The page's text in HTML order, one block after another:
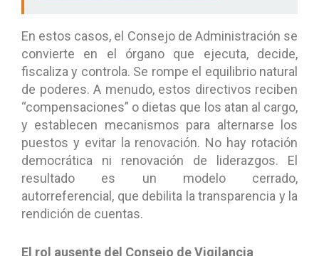
En estos casos, el Consejo de Administración se
convierte en el órgano que ejecuta, decide,
fiscaliza y controla. Se rompe el equilibrio natural
de poderes. A menudo, estos directivos reciben
“compensaciones” o dietas que los atan al cargo,
y establecen mecanismos para alternarse los
puestos y evitar la renovación. No hay rotación
democrática ni renovación de liderazgos. El
resultado es un modelo cerrado,
autorreferencial, que debilita la transparencia y la
rendición de cuentas.
El rol ausente del Consejo de Vigilancia